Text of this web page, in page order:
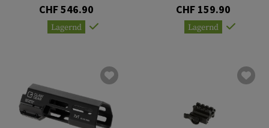
CHF 546.90
Lagernd
CHF 159.90
Lagernd